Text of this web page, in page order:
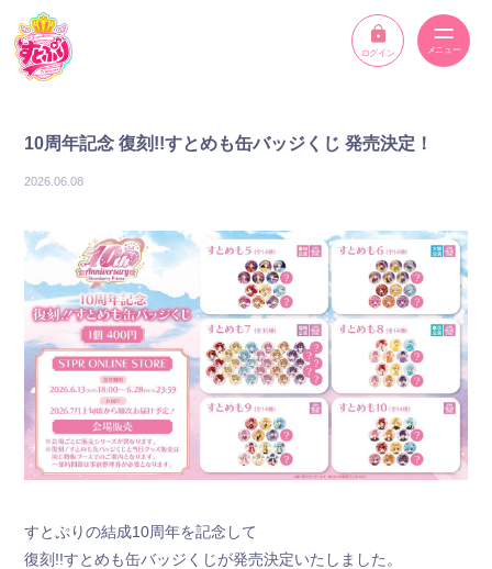
ログイン
ニュース
スケジュール
イベント
メンバー
YouTube
ディスコグラフィー
STPR ONLINE STORE
10周年記念 復刻!!すとめも缶バッジくじ 発売決定！
2026.06.08
すとぷりの結成10周年を記念して
復刻!!すとめも缶バッジくじが発売決定いたしました。